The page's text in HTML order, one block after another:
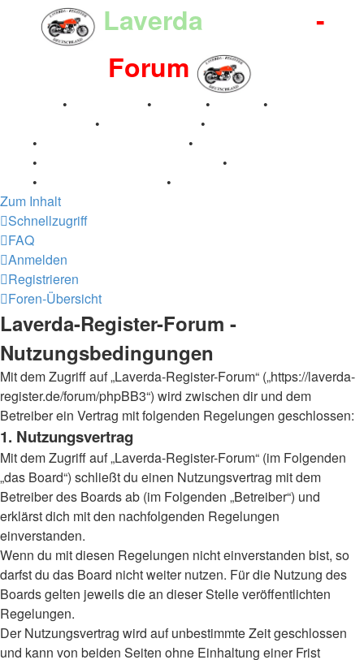
Laverda
-
Forum
• • •
•
• •
• •
• •
•
•
Zum Inhalt
Schnellzugriff
FAQ
Anmelden
Registrieren
Foren-Übersicht
Laverda-Register-Forum -
Nutzungsbedingungen
Mit dem Zugriff auf „Laverda-Register-Forum“ („https://laverda-
register.de/forum/phpBB3“) wird zwischen dir und dem
Betreiber ein Vertrag mit folgenden Regelungen geschlossen:
1. Nutzungsvertrag
Mit dem Zugriff auf „Laverda-Register-Forum“ (im Folgenden
„das Board“) schließt du einen Nutzungsvertrag mit dem
Betreiber des Boards ab (im Folgenden „Betreiber“) und
erklärst dich mit den nachfolgenden Regelungen
einverstanden.
Wenn du mit diesen Regelungen nicht einverstanden bist, so
darfst du das Board nicht weiter nutzen. Für die Nutzung des
Boards gelten jeweils die an dieser Stelle veröffentlichten
Regelungen.
Der Nutzungsvertrag wird auf unbestimmte Zeit geschlossen
und kann von beiden Seiten ohne Einhaltung einer Frist